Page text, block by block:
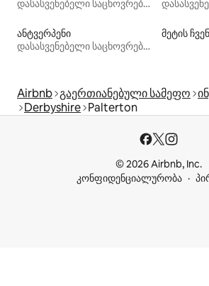
დასასვენებელი საცხოვრებლები
ანტვერპენი
დასასვენებელი საცხოვრებლები
მეტის
Airbnb გაერთიანებული სამეფო
Derbyshire Palterton
© 2026 Airbnb, Inc.
კონფიდენციალურობა